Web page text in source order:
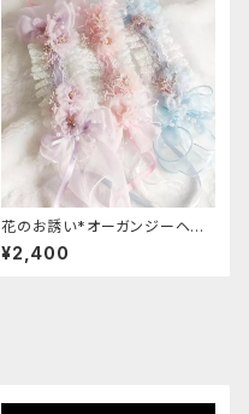
花のお誘い*オーガンジーヘッド
ドレス
¥2,400